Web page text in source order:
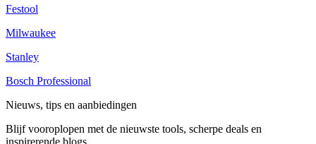
Festool
Milwaukee
Stanley
Bosch Professional
Nieuws, tips en aanbiedingen
Blijf vooroplopen met de nieuwste tools, scherpe deals en
inspirerende blogs